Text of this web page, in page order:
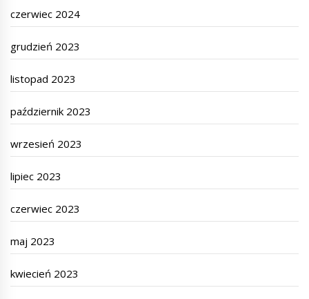
czerwiec 2024
grudzień 2023
listopad 2023
październik 2023
wrzesień 2023
lipiec 2023
czerwiec 2023
maj 2023
kwiecień 2023